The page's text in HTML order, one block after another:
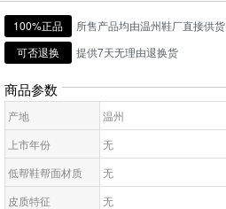
100%正品
所售产品均由温州鞋厂直接供货
可否退换
提供7天无理由退换货
商品参数
产地
温州
上市年份
无
低帮鞋帮面材质
无
皮质特征
无